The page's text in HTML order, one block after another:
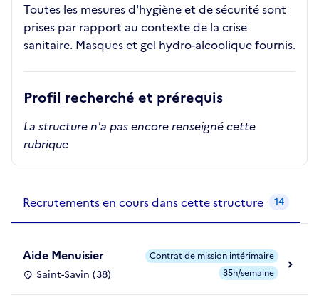
Toutes les mesures d'hygiène et de sécurité sont
prises par rapport au contexte de la crise
sanitaire. Masques et gel hydro-alcoolique fournis.
Profil recherché et prérequis
La structure n'a pas encore renseigné cette
rubrique
Recrutements en cours dans cette structure 14
Aide Menuisier
Saint-Savin (38)
Contrat de mission intérimaire
35h/semaine